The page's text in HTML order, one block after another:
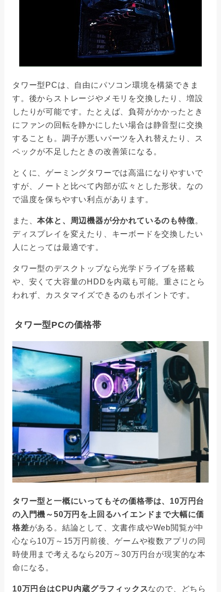
タワー型PCは、自由にパソコン環境を構築できま
す。後からストレージやメモリを交換したり、増設
したりが可能です。たとえば、負荷がかかったとき
にファンの回転を静かにしたい場合は静音型に交換
することも。調子が悪いパーツを入れ替えたり、ス
ペックが不足したときの改善策になる。
とくに、ゲーミングタワーでは高温になりやすいで
すが、ノートと比べて内部が広々とした形状。なの
で温度を保ちやすい利点があります。
また、本体と、周辺機器が分かれているのも特徴。
ディスプレイを変えたり、キーボードを交換したい
人にとっては最適です。
タワー型のデスクトップなら光学ドライブを搭載
や、安くて大容量のHDDを内蔵も可能。重さにとら
われず、カスタマイズできるのもポイントです。
タワー型PCの価格帯
タワー型と一概にいってもその価格帯は、10万円台
の入門機～50万円を上回るハイエンドまで大幅に価
格差がある。結論として、文書作成やWeb閲覧が中
心なら10万～15万円前後、ゲームや複数アプリの同
時使用まで考えるなら20万～30万円台が現実的な本
命になる。
10万円台はCPU内蔵グラフィックスなので、どちら